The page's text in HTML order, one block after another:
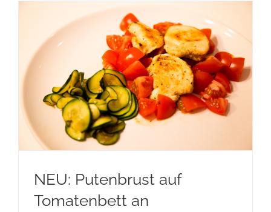
NEU: Putenbrust auf
Tomatenbett an